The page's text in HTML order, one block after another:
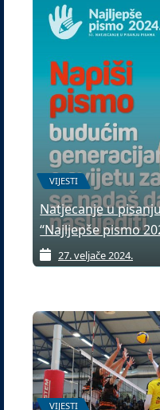
VIJESTI
Natjecanje u
“Najljepše pismo
27. veljače 2024.
VIJESTI